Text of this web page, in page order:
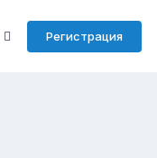
Регистрация